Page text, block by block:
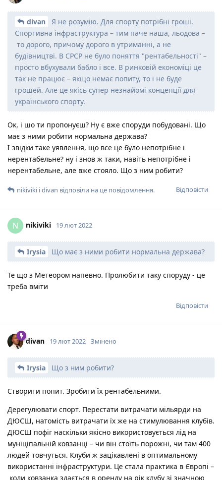
divan
Я не розумію. Для спорту потрібні гроші.
Спортивна інфраструктура – тим паче наша, льодова –
то дорого, причому дорого в утриманні, а не
будівництві. В СРСР не було поняття "рентабельності" –
просто вбухували бабло і все. В ринковій економіці це
так не працює – якщо немає попиту, то і не буде
грошей. Але це якісь супер незнайомі концепції для
українського спорту.
Ок, і шо ти пропонуєш? Ну є вже споруди побудовані. Що
має з ними робити нормальна держава?
І звідки таке уявлення, що все це було непотрібне і
нерентабельне? ну і знов ж таки, навіть непотрібне і
нерентабельне, але вже стояло. Що з ним робити?
Відповісти
nikiviki іdivan відповіли на це повідомлення.
N nikiviki 19 лют 2022
Irysia Що має з ними робити нормальна держава?
Те що з Метеором напевно. Пролюбити таку споруду - це
треба вміти
Відповісти
divan 19 лют 2022 Змінено
Irysia Що з ним робити?
Створити попит. Зробити їх рентабельними.
Дерегулювати спорт. Перестати витрачати мільярди на
ДЮСШ, натомість витрачати їх же на стимулювання клубів.
ДЮСШ пофіг наскільки якісно використовується лід на
муніціпальній ковзанці – чи він стоїть порожні, чи там 400
людей товчуться. Клуби ж зацікавлені в оптимальному
використанні інфраструктури. Це стала практика в Європі –
коли ковзанка здається в оренду на рік клубу зі значною